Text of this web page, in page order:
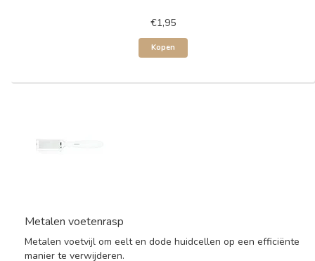
€1,95
Kopen
Metalen voetenrasp
Metalen voetvijl om eelt en dode huidcellen op een efficiënte
manier te verwijderen.